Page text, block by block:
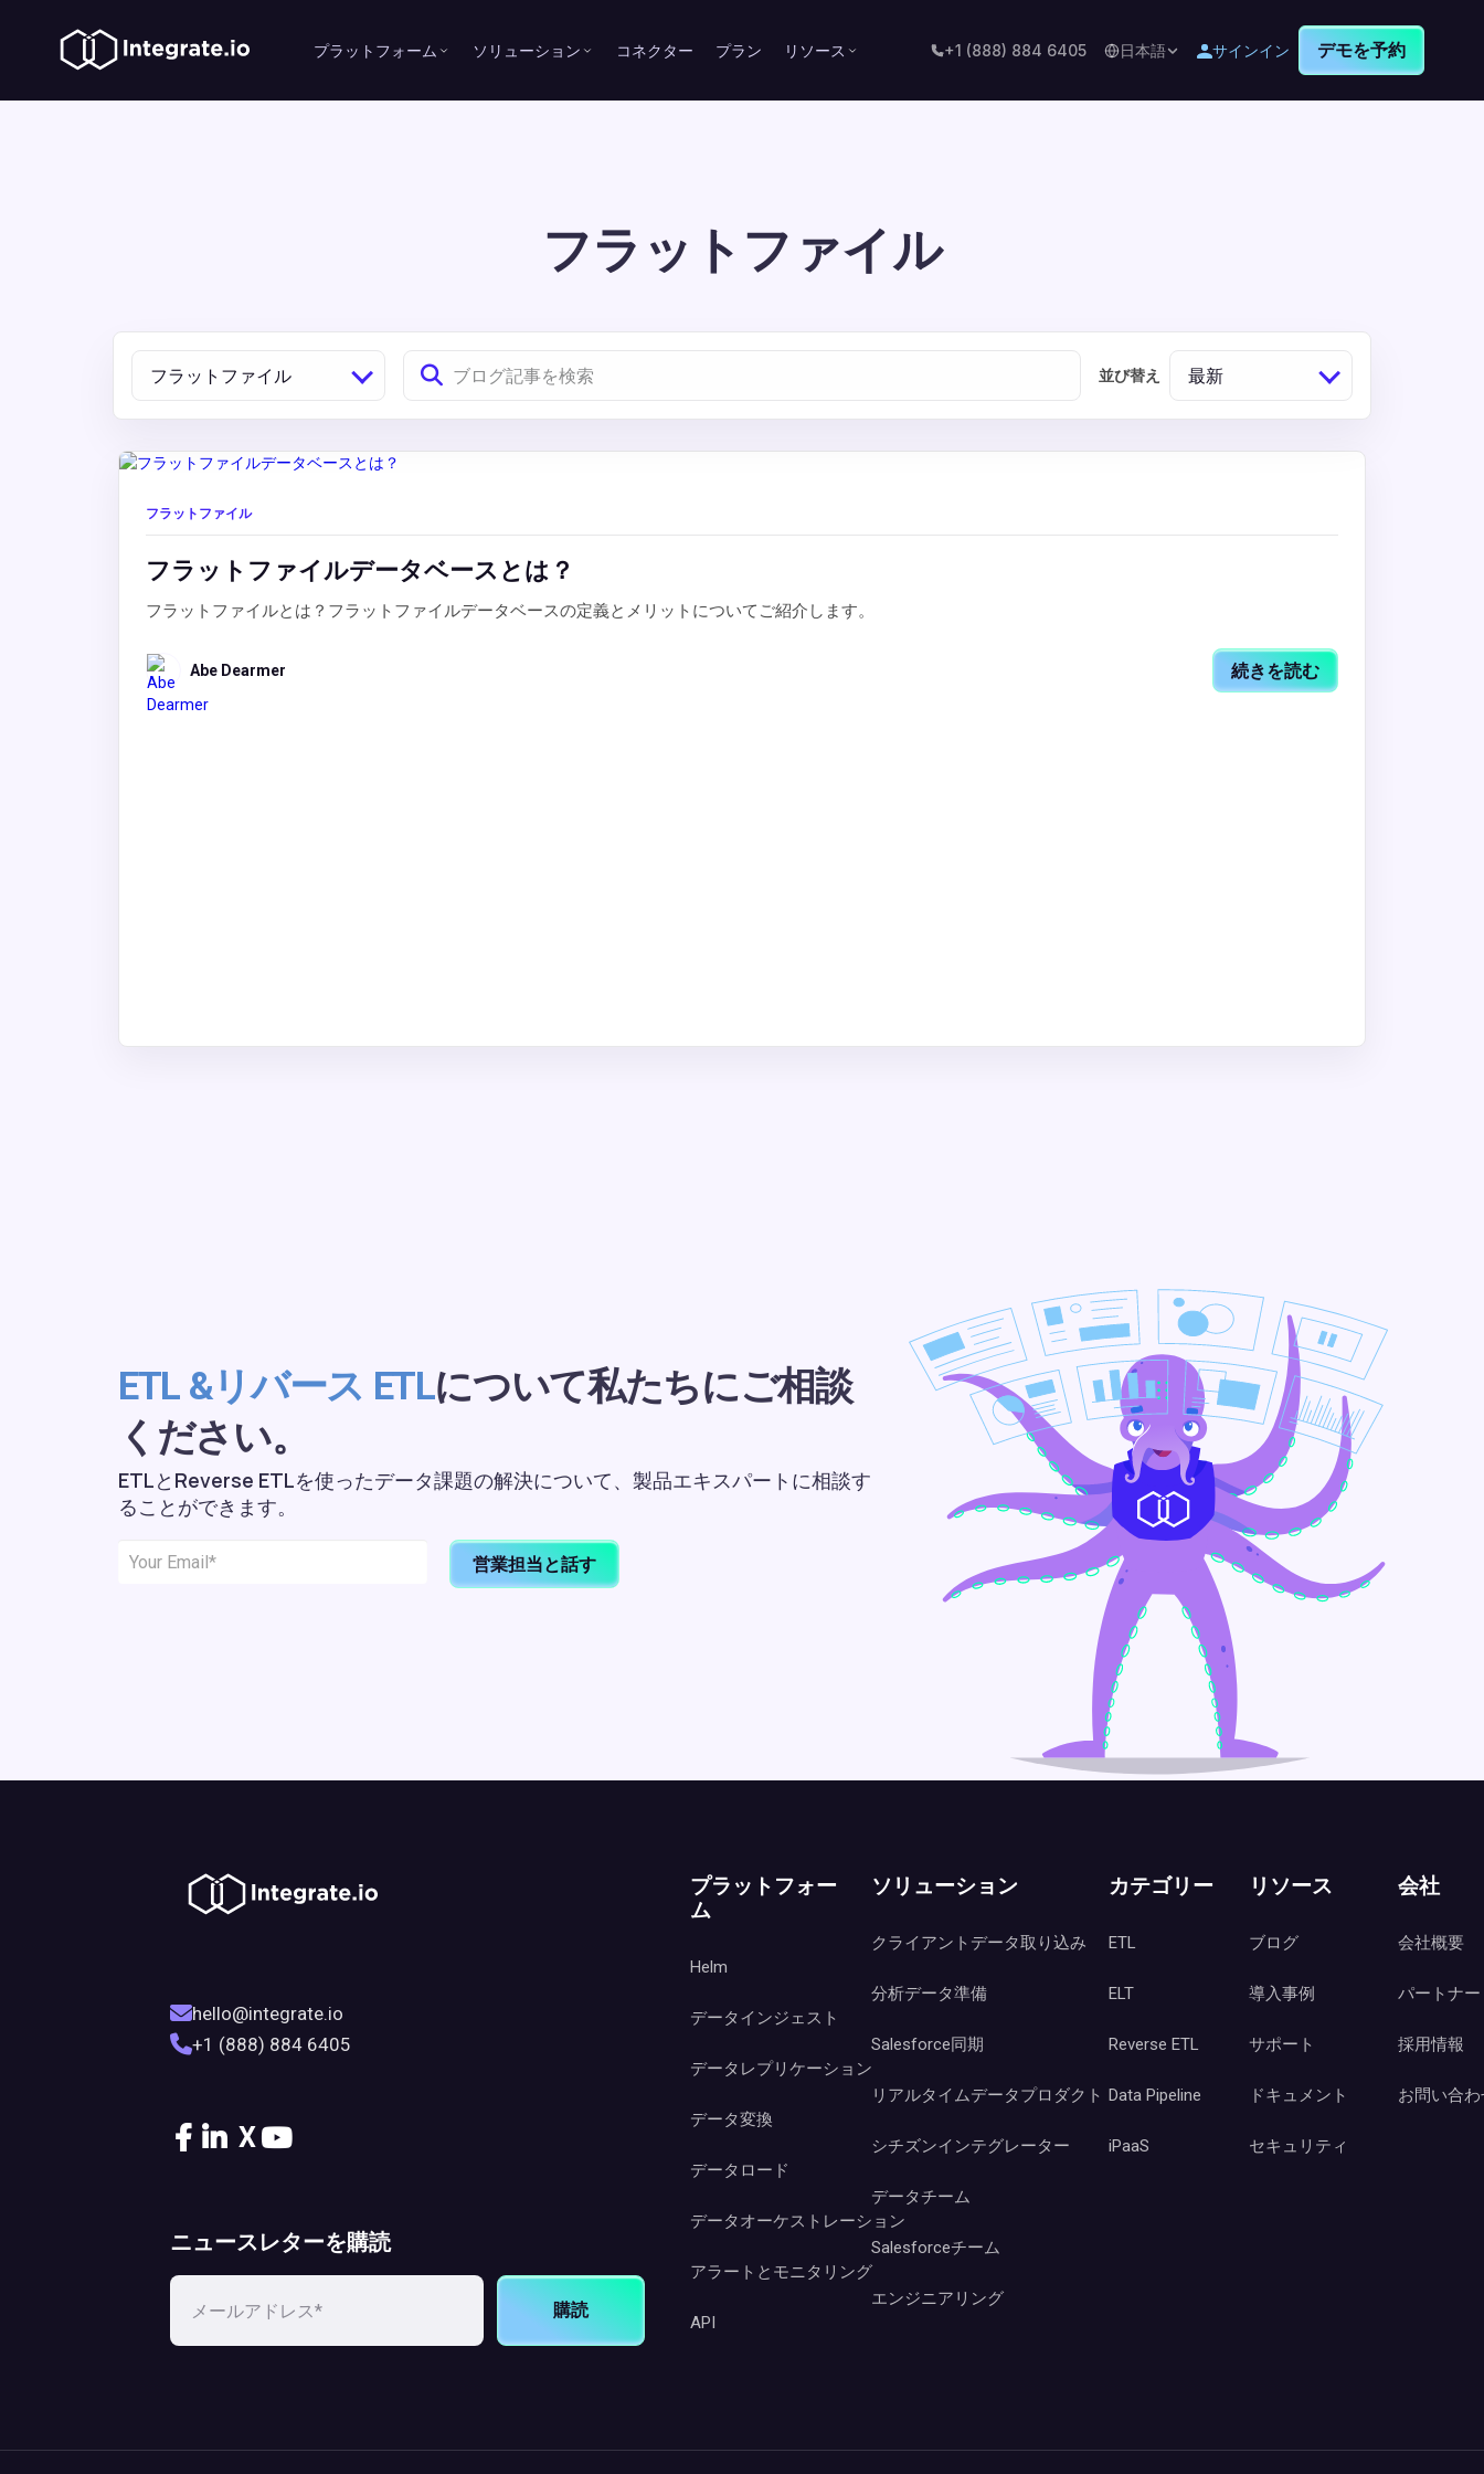
プラットフォーム ソリューション コネクター プラン リソース +1 (888) 884 6405 日本語 サインイン デモを予約
フラットファイル
フラットファイル 並び替え 最新
フラットファイル
フラットファイルデータベースとは？
フラットファイルとは？フラットファイルデータベースの定義とメリットについてご紹介します。
Abe Dearmer 続きを読む
ETL &リバース ETLについて私たちにご相談
ください。
ETLとReverse ETLを使ったデータ課題の解決について、製品エキスパートに相談す
ることができます。
営業担当と話す
hello@integrate.io
+1 (888) 884 6405
X
ニュースレターを購読
購読
プラットフォー
ム
Helm
データインジェスト
データレプリケーション
データ変換
データロード
データオーケストレーション
アラートとモニタリング
API
ソリューション
クライアントデータ取り込み
分析データ準備
Salesforce同期
リアルタイムデータプロダクト
シチズンインテグレーター
データチーム
Salesforceチーム
エンジニアリング
カテゴリー
ETL
ELT
Reverse ETL
Data Pipeline
iPaaS
リソース
ブログ
導入事例
サポート
ドキュメント
セキュリティ
会社
会社概要
パートナー
採用情報
お問い合わ